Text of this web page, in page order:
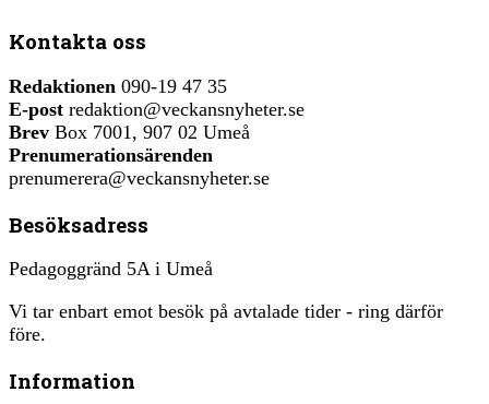
Kontakta oss
Redaktionen 090-19 47 35
E-post redaktion@veckansnyheter.se
Brev Box 7001, 907 02 Umeå
Prenumerationsärenden
prenumerera@veckansnyheter.se
Besöksadress
Pedagoggränd 5A i Umeå
Vi tar enbart emot besök på avtalade tider - ring därför
före.
Information